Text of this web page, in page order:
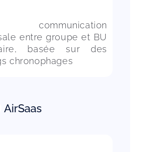
entre groupe et BU
basée sur des
AirSaas